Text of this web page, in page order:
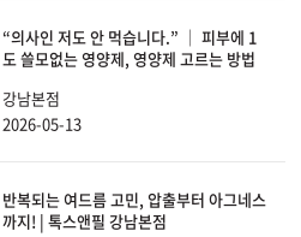
“의사인 저도 안 먹습니다.” │ 피부에 1
도 쓸모없는 영양제, 영양제 고르는 방법
강남본점
2026-05-13
반복되는 여드름 고민, 압출부터 아그네스
까지! | 톡스앤필 강남본점